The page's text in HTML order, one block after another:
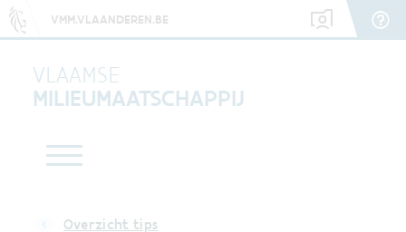
VMM.VLAANDEREN.BE
VLAAMSE
MILIEUMAATSCHAPPIJ
Overzicht tips